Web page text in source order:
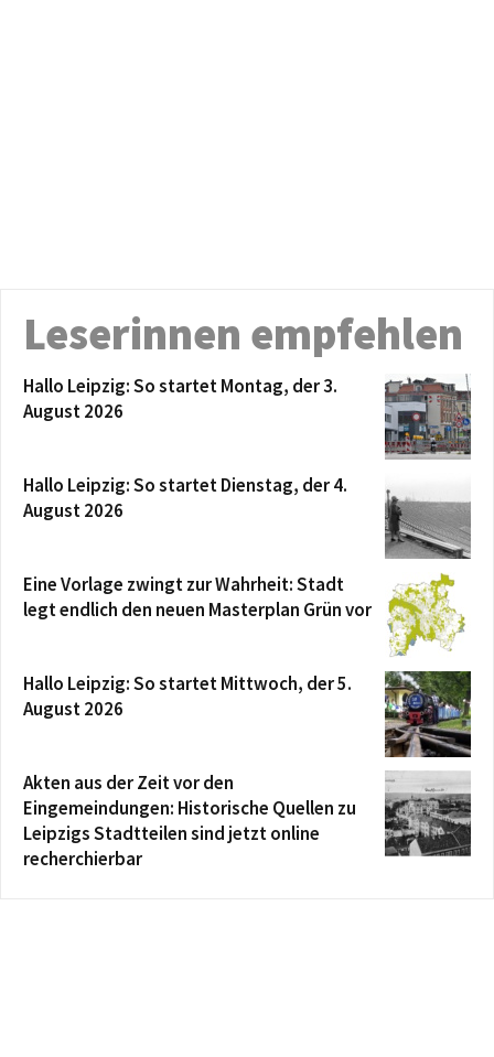
Leserinnen empfehlen
Hallo Leipzig: So startet Montag, der 3.
August 2026
Hallo Leipzig: So startet Dienstag, der 4.
August 2026
Eine Vorlage zwingt zur Wahrheit: Stadt
legt endlich den neuen Masterplan Grün vor
Hallo Leipzig: So startet Mittwoch, der 5.
August 2026
Akten aus der Zeit vor den
Eingemeindungen: Historische Quellen zu
Leipzigs Stadtteilen sind jetzt online
recherchierbar